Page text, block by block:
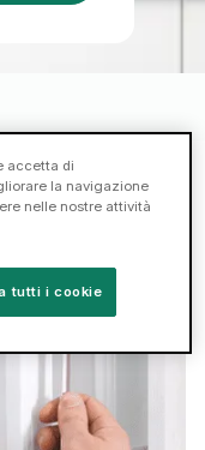
armadietti?
una mano!
accetta di
la navigazione
nelle nostre attività
tutti i cookie